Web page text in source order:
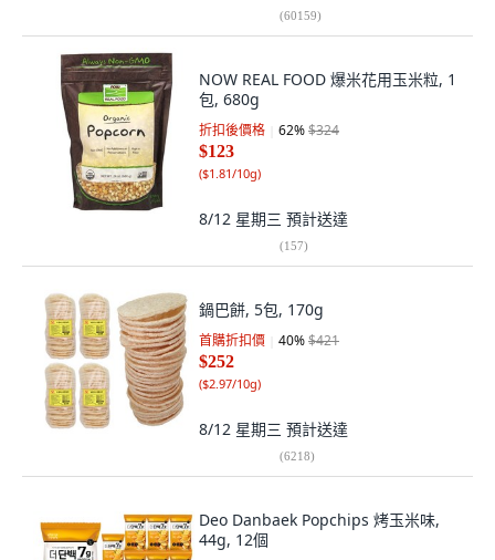
(60159)
NOW REAL FOOD 爆米花用玉米粒, 1
包, 680g
折扣後價格 62%$324
$123
($1.81/10g)
8/12 星期三 預計送達
(157)
鍋巴餅, 5包, 170g
首購折扣價 40%$421
$252
($2.97/10g)
8/12 星期三 預計送達
(6218)
Deo Danbaek Popchips 烤玉米味,
44g, 12個